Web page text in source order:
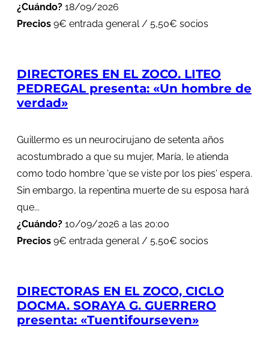
¿Cuándo? 18/09/2026
Precios 9€ entrada general / 5,50€ socios
DIRECTORES EN EL ZOCO. LITEO
PEDREGAL presenta: «Un hombre de
verdad»
Guillermo es un neurocirujano de setenta años
acostumbrado a que su mujer, María, le atienda
como todo hombre 'que se viste por los pies' espera.
Sin embargo, la repentina muerte de su esposa hará
que...
¿Cuándo? 10/09/2026 a las 20:00
Precios 9€ entrada general / 5,50€ socios
DIRECTORAS EN EL ZOCO, CICLO
DOCMA. SORAYA G. GUERRERO
presenta: «Tuentifourseven»